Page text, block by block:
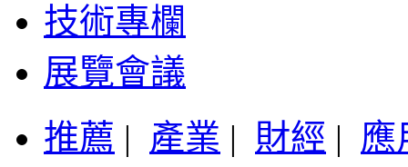
技術專欄
展覽會議
推薦 | 產業 | 財經 | 應